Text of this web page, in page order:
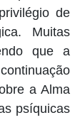
de
Muitas
que a
a Alma
psíquicas